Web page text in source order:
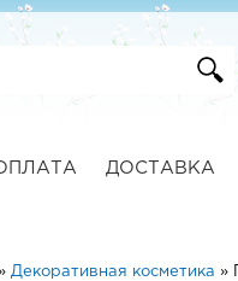
ДОСТАВКА
Декоративная косметика »